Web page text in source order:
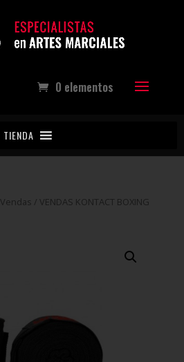
0 elementos
TIENDA
Vendas / VENDAS KONTACT BOXING